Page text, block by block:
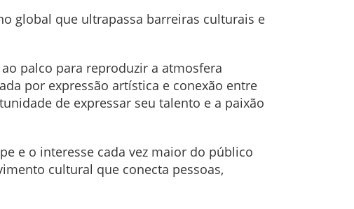
global que ultrapassa barreiras culturais e
palco para reproduzir a atmosfera
por expressão artística e conexão entre
de expressar seu talento e a paixão
e o interesse cada vez maior do público
cultural que conecta pessoas,